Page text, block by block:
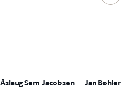
Åslaug Sem-Jacobsen Jan Bøhler